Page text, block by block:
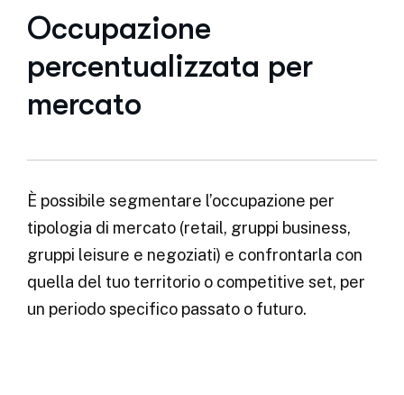
Occupazione
percentualizzata per
mercato
È possibile segmentare l’occupazione per
tipologia di mercato (retail, gruppi business,
gruppi leisure e negoziati) e confrontarla con
quella del tuo territorio o competitive set, per
un periodo specifico passato o futuro.